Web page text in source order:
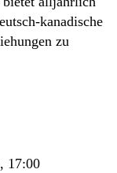
kanadische
zu
17:00